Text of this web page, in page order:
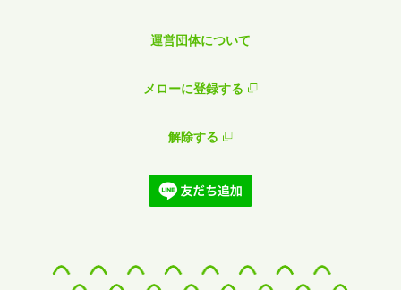
運営団体について
メローに登録する
解除する